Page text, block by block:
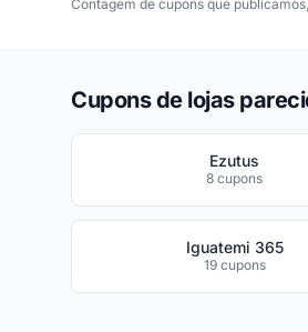
Contagem de cupons que
Cupons de lojas
Ezutus
8 cupons
Iguatemi 365
19 cupons